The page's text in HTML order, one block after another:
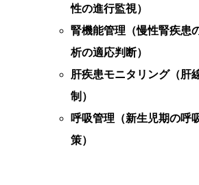
性の進行監視）
腎機能管理（慢性腎疾患
析の適応判断）
肝疾患モニタリング（肝
制）
呼吸管理（新生児期の呼
策）